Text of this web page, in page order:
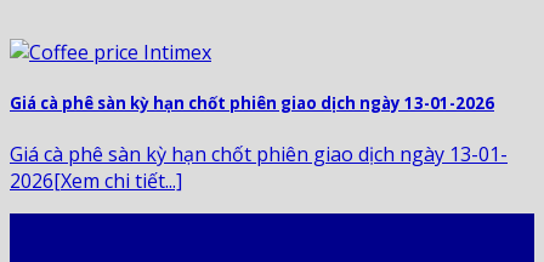
Giá cà phê sàn kỳ hạn chốt phiên giao dịch ngày 13-01-2026
Giá cà phê sàn kỳ hạn chốt phiên giao dịch ngày 13-01-
2026[Xem chi tiết...]